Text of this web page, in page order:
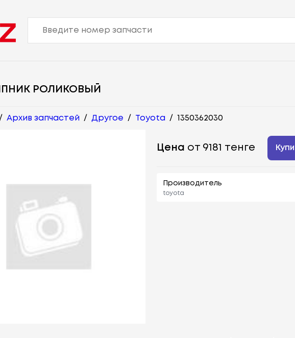
РОЛИКОВЫЙ
/ Архив запчастей / Другое / Toyota / 1350362030
Цена от 9181 тенге
Производитель
toyota